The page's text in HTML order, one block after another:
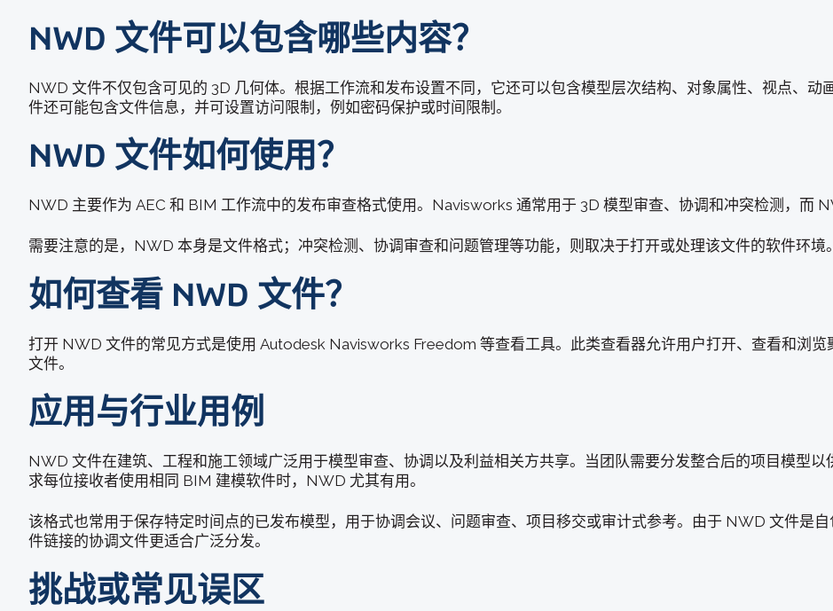
NWD 文件可以包含哪些内容？
NWD 文件不仅包含可见的 3D 几何体。根据工作流和发布设置不同，它还可以包含模型层次结构、对象属性、视点、
件还可能包含文件信息，并可设置访问限制，例如密码保护或时间限制。
NWD 文件如何使用？
NWD 主要作为 AEC 和 BIM 工作流中的发布审查格式使用。Navisworks 通常用于 3D 模型审查、协调和冲突检测，而
需要注意的是，NWD 本身是文件格式；冲突检测、协调审查和问题管理等功能，则取决于打开或处理该文件的软件环境。
如何查看 NWD 文件？
打开 NWD 文件的常见方式是使用 Autodesk Navisworks Freedom 等查看工具。此类查看器允许用户打开、查看和浏
文件。
应用与行业用例
NWD 文件在建筑、工程和施工领域广泛用于模型审查、协调以及利益相关方共享。当团队需要分发整合后的项目模型
求每位接收者使用相同 BIM 建模软件时，NWD 尤其有用。
该格式也常用于保存特定时间点的已发布模型，用于协调会议、问题审查、项目移交或审计式参考。由于 NWD 文件是
件链接的协调文件更适合广泛分发。
挑战或常见误区